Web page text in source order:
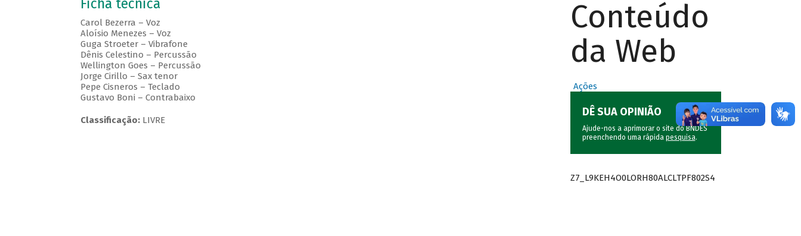
Ficha técnica
Carol Bezerra – Voz
Aloísio Menezes – Voz
Guga Stroeter – Vibrafone
Dênis Celestino – Percussão
Wellington Goes – Percussão
Jorge Cirillo – Sax tenor
Pepe Cisneros – Teclado
Gustavo Boni – Contrabaixo
Classificação:LIVRE
Conteúdo
da Web
Ações
DÊ SUA OPINIÃO
Ajude-nos a aprimorar o site do BNDES
preenchendo uma rápida pesquisa.
Z7_L9KEH4O0LORH80ALCLTPF802S4